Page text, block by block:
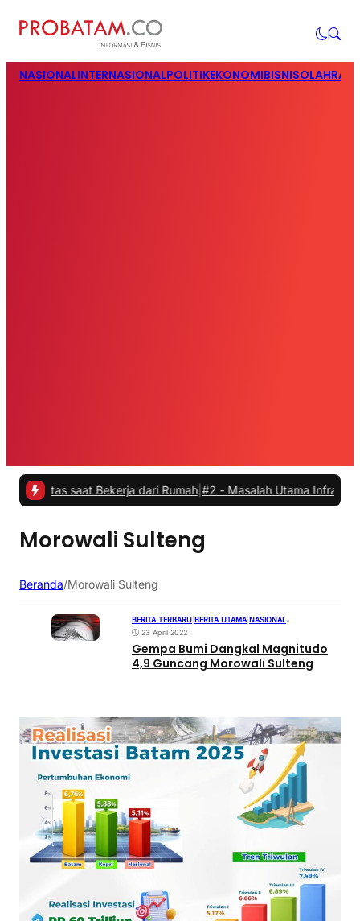
NASIONALINTERNASIONALPOLITIKEKONOMIBISNIS
saat Bekerja dari Rumah|#2 -Masalah Utama Infrastruktur
Morowali Sulteng
Beranda/Morowali Sulteng
BERITA TERBARU BERITA UTAMA NASIONAL•
23 April 2022
Gempa Bumi Dangkal Magnitudo
4,9 Guncang Morowali Sulteng